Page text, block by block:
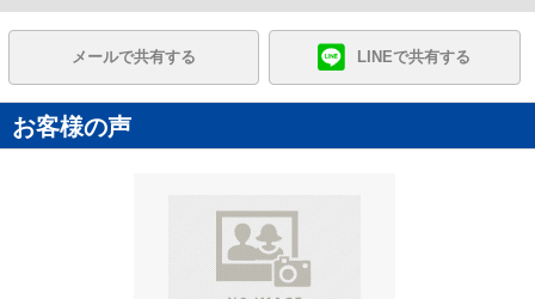
メールで共有する LINEで共有する
お客様の声